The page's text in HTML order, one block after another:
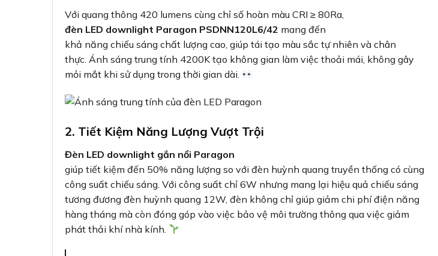
Với quang thông 420 lumens cùng chỉ số hoàn màu CRI ≥ 80Ra,
đèn LED downlight Paragon PSDNN120L6/42 mang đến
khả năng chiếu sáng chất lượng cao, giúp tái tạo màu sắc tự nhiên và chân
thực. Ánh sáng trung tính 4200K tạo không gian làm việc thoải mái, không gây
mỏi mắt khi sử dụng trong thời gian dài.
2. Tiết Kiệm Năng Lượng Vượt Trội
Đèn LED downlight gắn nổi Paragon
giúp tiết kiệm đến 50% năng lượng so với đèn huỳnh quang truyền thống có cùng
công suất chiếu sáng. Với công suất chỉ 6W nhưng mang lại hiệu quả chiếu sáng
tương đương đèn huỳnh quang 12W, đèn không chỉ giúp giảm chi phí điện năng
hàng tháng mà còn đóng góp vào việc bảo vệ môi trường thông qua việc giảm
phát thải khí nhà kính.